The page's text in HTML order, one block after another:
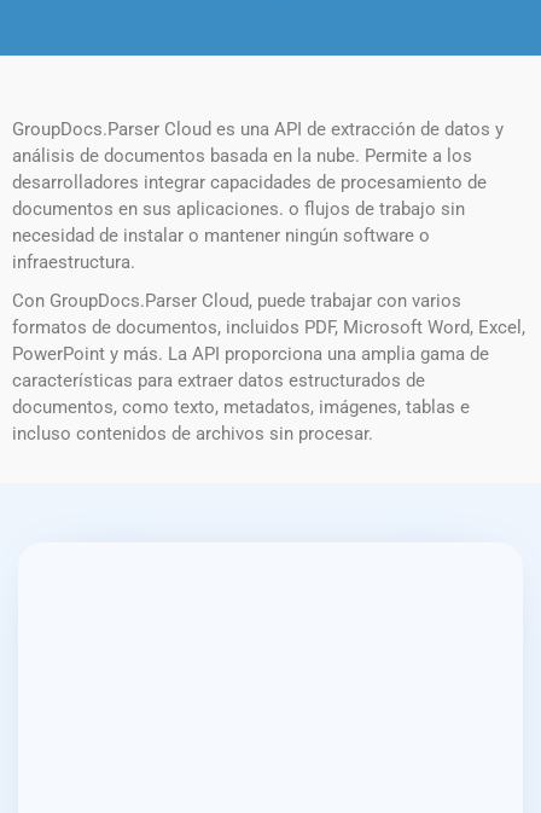
GroupDocs.Parser Cloud es una API de extracción de datos y
análisis de documentos basada en la nube. Permite a los
desarrolladores integrar capacidades de procesamiento de
documentos en sus aplicaciones. o flujos de trabajo sin
necesidad de instalar o mantener ningún software o
infraestructura.
Con GroupDocs.Parser Cloud, puede trabajar con varios
formatos de documentos, incluidos PDF, Microsoft Word, Excel,
PowerPoint y más. La API proporciona una amplia gama de
características para extraer datos estructurados de
documentos, como texto, metadatos, imágenes, tablas e
incluso contenidos de archivos sin procesar.